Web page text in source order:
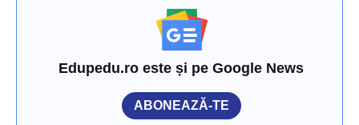
Edupedu.ro este și pe Google News
ABONEAZĂ-TE